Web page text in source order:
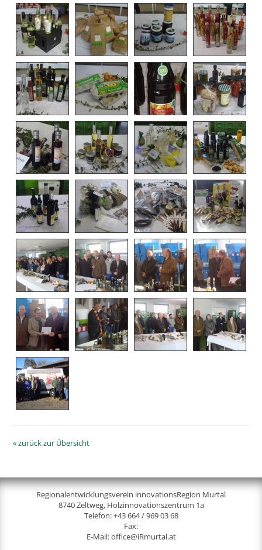
« zurück zur Übersicht
Regionalentwicklungsverein innovationsRegion Murtal
8740 Zeltweg, Holzinnovationszentrum 1a
Telefon:+43 664 / 969 03 68
Fax:
E-Mail:office@iRmurtal.at